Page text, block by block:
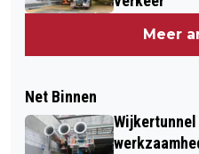
Meer
Net Binnen